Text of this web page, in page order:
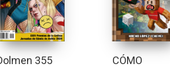
355
CÓMO